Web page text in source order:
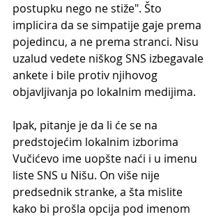
postupku nego ne stiže". Što
implicira da se simpatije gaje prema
pojedincu, a ne prema stranci. Nisu
uzalud vedete niškog SNS izbegavale
ankete i bile protiv njihovog
objavljivanja po lokalnim medijima.
Ipak, pitanje je da li će se na
predstojećim lokalnim izborima
Vučićevo ime uopšte naći i u imenu
liste SNS u Nišu. On više nije
predsednik stranke, a šta mislite
kako bi prošla opcija pod imenom